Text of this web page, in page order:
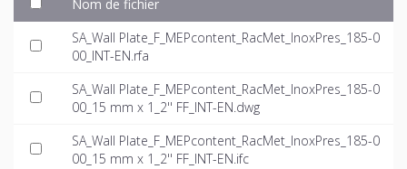
Nom de fichier
SA_Wall Plate_F_MEPcontent_RacMet_InoxPres_185-0
00_INT-EN.rfa
SA_Wall Plate_F_MEPcontent_RacMet_InoxPres_185-0
00_15 mm x 1_2'' FF_INT-EN.dwg
SA_Wall Plate_F_MEPcontent_RacMet_InoxPres_185-0
00_15 mm x 1_2'' FF_INT-EN.ifc